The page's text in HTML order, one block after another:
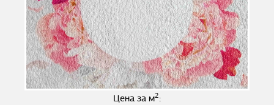
Цена за м2: